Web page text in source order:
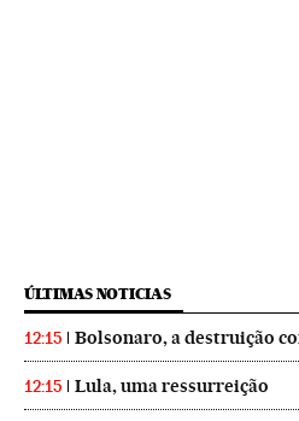
ÚLTIMAS NOTICIAS
12:15 Bolsonaro, a destruição
12:15 Lula, uma ressurreição